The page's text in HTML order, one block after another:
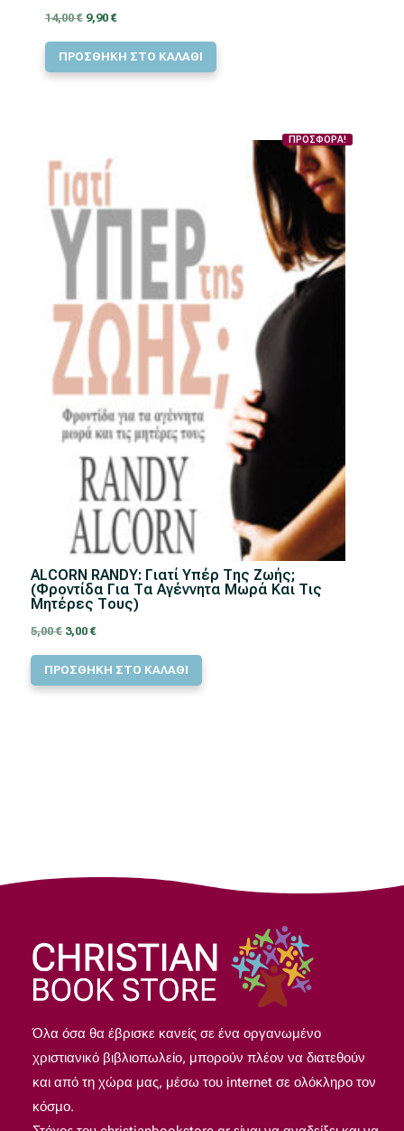
14,00€ Original
price
was:
9,90 €Η
τρέχουσα
τιμή
ΠΡΟΣΘΗΚΗ ΣΤΟ ΚΑΛΑΘΙ
ΠΡΟΣΦΟΡΑ!
ALCORN RANDY: Γιατί Υπέρ Της Ζωής;
(Φροντίδα Για Τα Αγέννητα Μωρά Και Τις
Μητέρες Τους)
5,00€ Original
price
was:
3,00€Η
τρέχουσα
τιμή
ΠΡΟΣΘΗΚΗ ΣΤΟ ΚΑΛΑΘΙ
Όλα όσα θα έβρισκε κανείς σε ένα οργανωμένο
χριστιανικό βιβλιοπωλείο, μπορούν πλέον να διατεθούν
και από τη χώρα μας, μέσω του internet σε ολόκληρο τον
κόσμο.